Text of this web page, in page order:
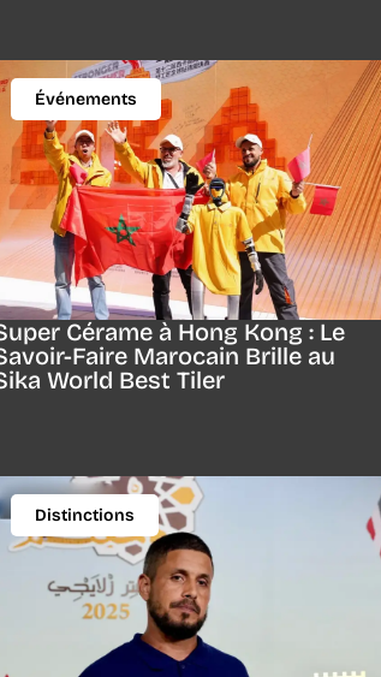
Événements
Cérame à Hong Kong : Le
Faire Marocain Brille au
World Best Tiler
Distinctions